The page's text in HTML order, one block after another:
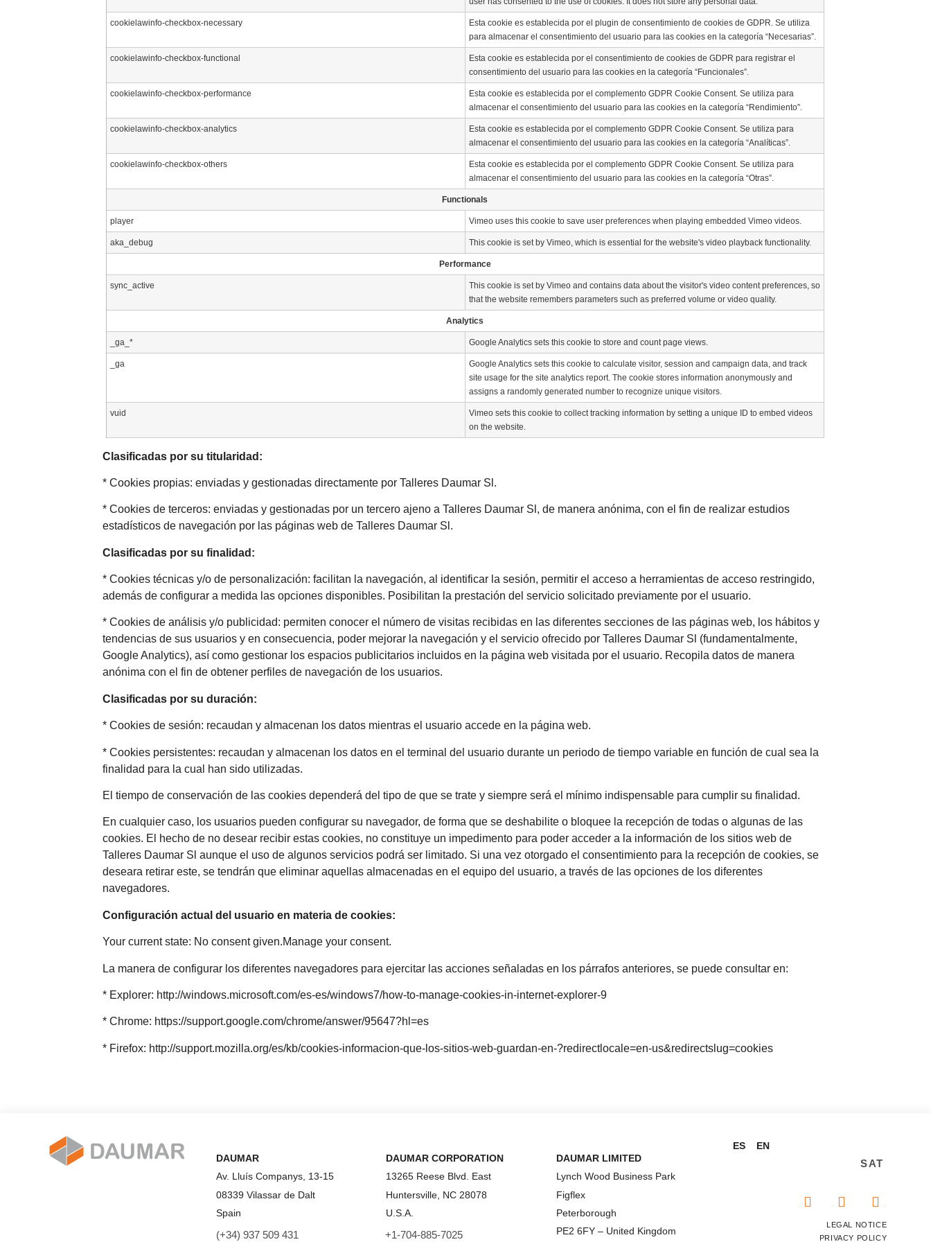
cookielawinfo-checkbox-necessary
Esta cookie es establecida por el plugin de consentimiento de cookies de GDPR. Se utiliza
para almacenar el consentimiento del usuario para las cookies en la categoría “Necesarias”.
cookielawinfo-checkbox-functional
Esta cookie es establecida por el consentimiento de cookies de GDPR para registrar el
consentimiento del usuario para las cookies en la categoría “Funcionales”.
cookielawinfo-checkbox-performance
Esta cookie es establecida por el complemento GDPR Cookie Consent. Se utiliza para
almacenar el consentimiento del usuario para las cookies en la categoría “Rendimiento”.
cookielawinfo-checkbox-analytics
Esta cookie es establecida por el complemento GDPR Cookie Consent. Se utiliza para
almacenar el consentimiento del usuario para las cookies en la categoría “Analíticas”.
cookielawinfo-checkbox-others
Esta cookie es establecida por el complemento GDPR Cookie Consent. Se utiliza para
almacenar el consentimiento del usuario para las cookies en la categoría “Otras”.
Functionals
player Vimeo uses this cookie to save user preferences when playing embedded Vimeo videos.
aka_debug This cookie is set by Vimeo, which is essential for the website's video playback functionality.
Performance
sync_active
This cookie is set by Vimeo and contains data about the visitor's video content preferences, so
that the website remembers parameters such as preferred volume or video quality.
Analytics
_ga_* Google Analytics sets this cookie to store and count page views.
_ga
Google Analytics sets this cookie to calculate visitor, session and campaign data, and track
site usage for the site analytics report. The cookie stores information anonymously and
assigns a randomly generated number to recognize unique visitors.
vuid
Vimeo sets this cookie to collect tracking information by setting a unique ID to embed videos
on the website.
Clasificadas por su titularidad:
* Cookies propias: enviadas y gestionadas directamente por Talleres Daumar Sl.
* Cookies de terceros: enviadas y gestionadas por un tercero ajeno a Talleres Daumar Sl, de manera anónima, con el fin de realizar estudios
estadísticos de navegación por las páginas web de Talleres Daumar Sl.
Clasificadas por su finalidad:
* Cookies técnicas y/o de personalización: facilitan la navegación, al identificar la sesión, permitir el acceso a herramientas de acceso restringido,
además de configurar a medida las opciones disponibles. Posibilitan la prestación del servicio solicitado previamente por el usuario.
* Cookies de análisis y/o publicidad: permiten conocer el número de visitas recibidas en las diferentes secciones de las páginas web, los hábitos y
tendencias de sus usuarios y en consecuencia, poder mejorar la navegación y el servicio ofrecido por Talleres Daumar Sl (fundamentalmente,
Google Analytics), así como gestionar los espacios publicitarios incluidos en la página web visitada por el usuario. Recopila datos de manera
anónima con el fin de obtener perfiles de navegación de los usuarios.
Clasificadas por su duración:
* Cookies de sesión: recaudan y almacenan los datos mientras el usuario accede en la página web.
* Cookies persistentes: recaudan y almacenan los datos en el terminal del usuario durante un periodo de tiempo variable en función de cual sea la
finalidad para la cual han sido utilizadas.
El tiempo de conservación de las cookies dependerá del tipo de que se trate y siempre será el mínimo indispensable para cumplir su finalidad.
En cualquier caso, los usuarios pueden configurar su navegador, de forma que se deshabilite o bloquee la recepción de todas o algunas de las
cookies. El hecho de no desear recibir estas cookies, no constituye un impedimento para poder acceder a la información de los sitios web de
Talleres Daumar Sl aunque el uso de algunos servicios podrá ser limitado. Si una vez otorgado el consentimiento para la recepción de cookies, se
deseara retirar este, se tendrán que eliminar aquellas almacenadas en el equipo del usuario, a través de las opciones de los diferentes
navegadores.
Configuración actual del usuario en materia de cookies:
Your current state: No consent given.Manage your consent.
La manera de configurar los diferentes navegadores para ejercitar las acciones señaladas en los párrafos anteriores, se puede consultar en:
* Explorer: http://windows.microsoft.com/es-es/windows7/how-to-manage-cookies-in-internet-explorer-9
* Chrome: https://support.google.com/chrome/answer/95647?hl=es
* Firefox: http://support.mozilla.org/es/kb/cookies-informacion-que-los-sitios-web-guardan-en-?redirectlocale=en-us&redirectslug=cookies
DAUMAR
Av. Lluís Companys, 13-15
08339 Vilassar de Dalt
Spain
(+34) 937 509 431
DAUMAR CORPORATION
13265 Reese Blvd. East
Huntersville, NC 28078
U.S.A.
+1-704-885-7025
DAUMAR LIMITED
Lynch Wood Business Park
Figflex
Peterborough
PE2 6FY – United Kingdom
ES EN
SAT
LEGAL NOTICE
PRIVACY POLICY